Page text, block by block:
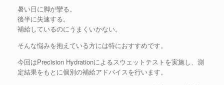
暑い日に脚が攣る。
後半に失速する。
補給しているのにうまくいかない。
そんな悩みを抱えている方には特におすすめです。
今回はPrecision Hydrationによるスウェットテストを実施し、測
定結果をもとに個別の補給アドバイスを行います。